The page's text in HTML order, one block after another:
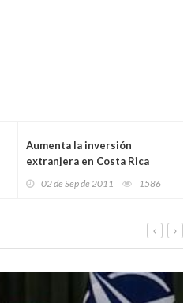
Aumenta la inversión
extranjera en Costa Rica
02 de Sep de 2011 1586